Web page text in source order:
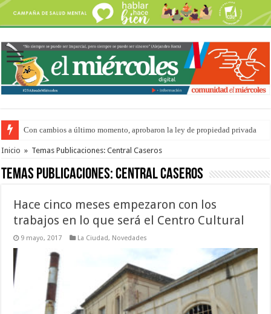
Con cambios a último momento, aprobaron la ley de propiedad privada
Adopción en Entre Ríos: el 35% de los 90 niños, niñas y adolescentes que
Inicio » Temas Publicaciones: Central Caseros
Temas Publicaciones:Central Caseros
Hace cinco meses empezaron con los
trabajos en lo que será el Centro Cultural
9 mayo, 2017 La Ciudad, Novedades